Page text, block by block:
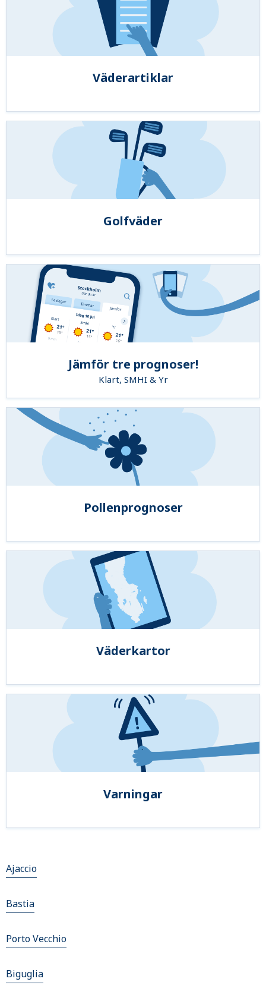
Väderartiklar
Golfväder
Jämför tre prognoser!
Klart, SMHI & Yr
Pollenprognoser
Väderkartor
Varningar
Ajaccio
Bastia
Porto Vecchio
Biguglia